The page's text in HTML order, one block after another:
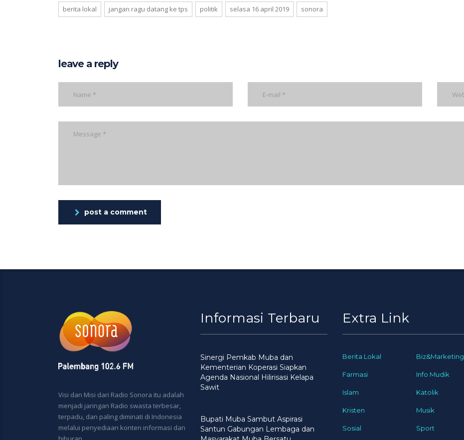
berita lokal jangan ragu datang ke tps politik selasa 16 april 2019 sonora
leave a reply
post a comment
Visi dan Misi dari Radio Sonora itu adalah
menjadi jaringan Radio swasta terbesar,
terpadu, dan paling diminati di Indonesia
melalui penyediaan konten informasi dan
Informasi Terbaru
Sinergi Pemkab Muba dan
Kementerian Koperasi Siapkan
Agenda Nasional Hilirisasi Kelapa
Sawit
Bupati Muba Sambut Aspirasi
Santun Gabungan Lembaga dan
Extra Link
Berita Lokal Biz&Marketing
Farmasi Info Mudik
Islam Katolik
Kristen Musik
Sosial Sport